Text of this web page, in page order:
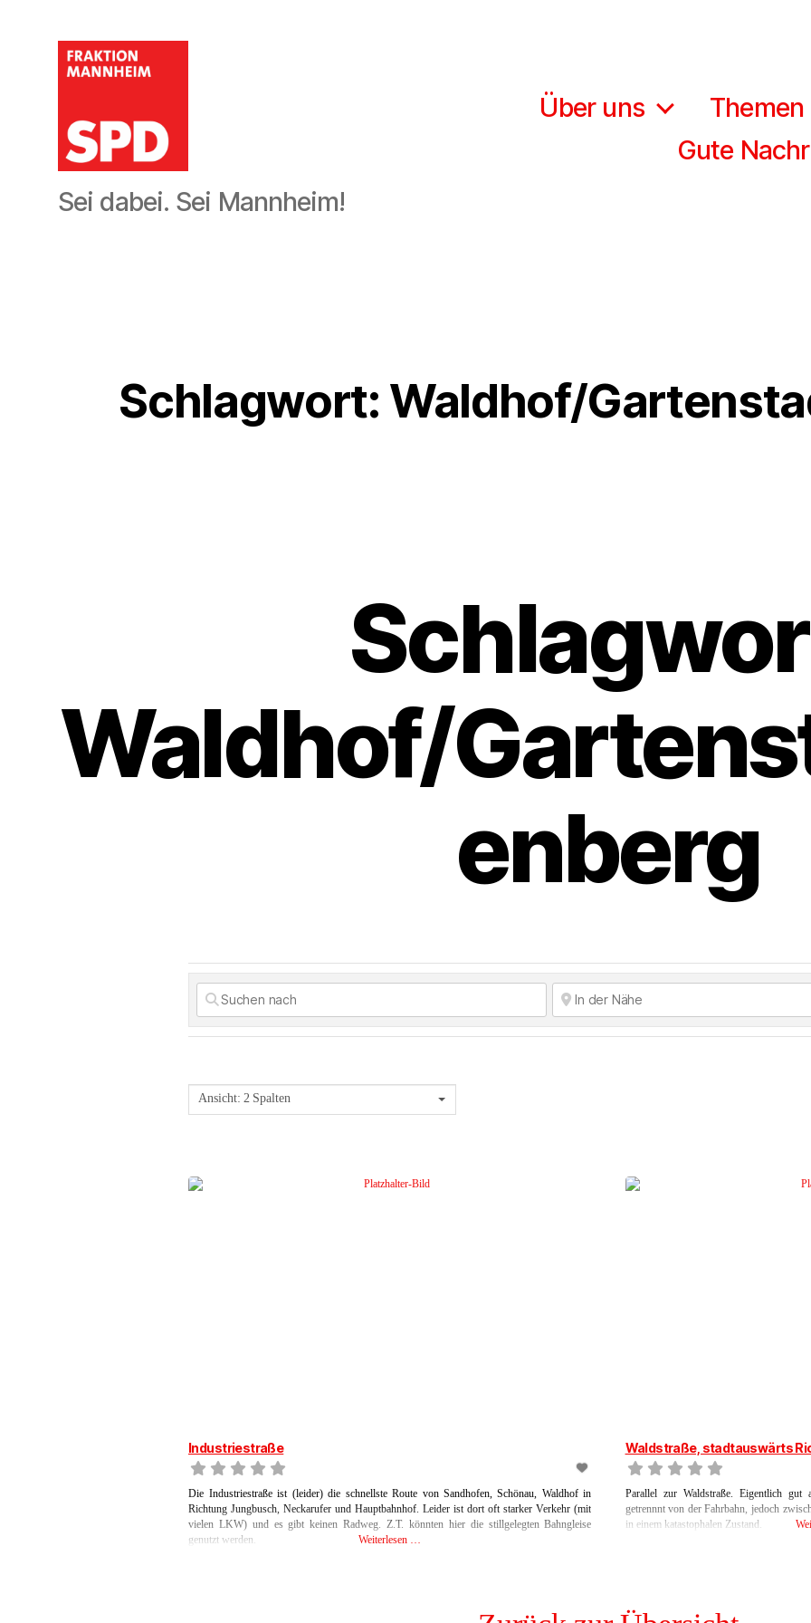
SPD-
Gemeinderatsfraktion
Sei dabei. Sei Mannheim!
Über uns Themen
Gute
Schlagwort: Waldhof/
Waldhof/
enberg
Ansicht: 2 Spalten
Industriestraße
Die Industriestraße ist (leider) die schnellste Route von Sandhofen, Schönau, Waldhof in
Richtung Jungbusch, Neckarufer und Hauptbahnhof. Leider ist dort oft starker Verkehr (mit
vielen LKW) und es gibt keinen Radweg. Z.T. könnten hier die stillgelegten Bahngleise
genutzt werden.
Weiterlesen …
Waldstraße, stadtauswärts
Parallel zur Waldstraße. Eigentlich gut
getrennnt von der Fahrbahn, jedoch
in einem katastophalen Zustand.